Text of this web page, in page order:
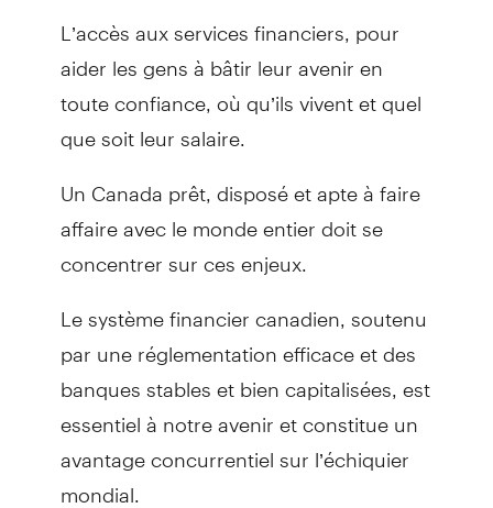
L’accès aux services financiers, pour
aider les gens à bâtir leur avenir en
toute confiance, où qu’ils vivent et quel
que soit leur salaire.
Un Canada prêt, disposé et apte à faire
affaire avec le monde entier doit se
concentrer sur ces enjeux.
Le système financier canadien, soutenu
par une réglementation efficace et des
banques stables et bien capitalisées, est
essentiel à notre avenir et constitue un
avantage concurrentiel sur l’échiquier
mondial.